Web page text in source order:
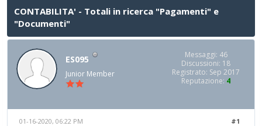
CONTABILITA' - Totali in ricerca "Pagamenti" e
"Documenti"
ES095
Junior Member
Messaggi: 46
Discussioni: 18
Registrato: Sep 2017
Reputazione: 4
#1
01-16-2020, 06:22 PM